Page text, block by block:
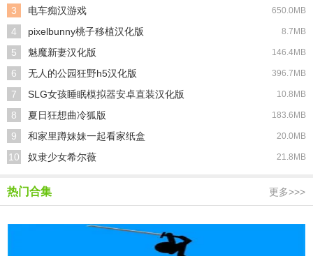
3 电车痴汉游戏 650.0MB
4 pixelbunny桃子移植汉化版 8.7MB
5 魅魔新妻汉化版 146.4MB
6 无人的公园狂野h5汉化版 396.7MB
7 SLG女孩睡眠模拟器安卓直装汉化版 10.8MB
8 夏日狂想曲冷狐版 183.6MB
9 和家里蹲妹妹一起看家纸盒 20.0MB
10 奴隶少女希尔薇 21.8MB
热门合集 更多>>>